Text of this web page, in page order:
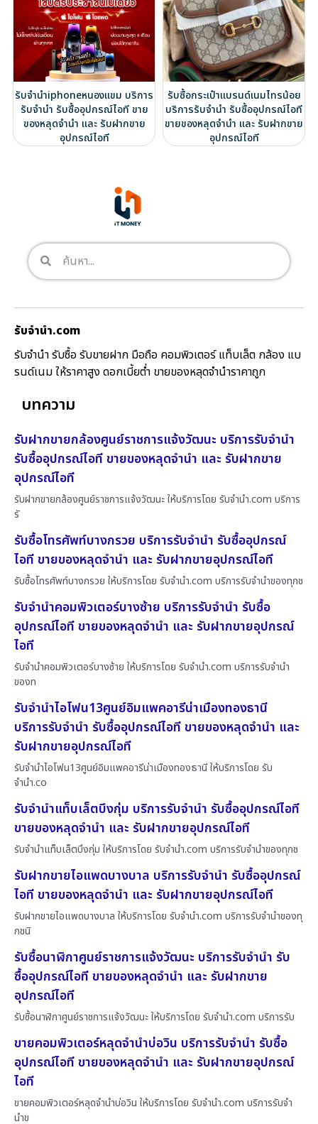
รับจำนำiphoneหนองแขม บริการ
รับจำนำ รับซื้ออุปกรณ์ไอที ขาย
ของหลุดจำนำ และ รับฝากขาย
อุปกรณ์ไอที
รับซื้อกระเป๋าแบรนด์เนมไทรน้อย
บริการรับจำนำ รับซื้ออุปกรณ์ไอที
ขายของหลุดจำนำ และ รับฝากขาย
อุปกรณ์ไอที
รับจํานํา.com
รับจำนำ รับซื้อ รับขายฝาก มือถือ คอมพิวเตอร์ แท็บเล็ต กล้อง แบ
รนด์เนม ให้ราคาสูง ดอกเบี้ยต่ำ ขายของหลุดจำนำราคาถูก
บทความ
รับฝากขายกล้องศูนย์ราชการแจ้งวัฒนะ บริการรับจำนำ
รับซื้ออุปกรณ์ไอที ขายของหลุดจำนำ และ รับฝากขาย
อุปกรณ์ไอที
รับฝากขายกล้องศูนย์ราชการแจ้งวัฒนะ ให้บริการโดย รับจํานํา.com บริการ
รั
รับซื้อโทรศัพท์บางกรวย บริการรับจำนำ รับซื้ออุปกรณ์
ไอที ขายของหลุดจำนำ และ รับฝากขายอุปกรณ์ไอที
รับซื้อโทรศัพท์บางกรวย ให้บริการโดย รับจํานํา.com บริการรับจำนำของทุกช
รับจำนำคอมพิวเตอร์บางซ้าย บริการรับจำนำ รับซื้อ
อุปกรณ์ไอที ขายของหลุดจำนำ และ รับฝากขายอุปกรณ์
ไอที
รับจำนำคอมพิวเตอร์บางซ้าย ให้บริการโดย รับจํานํา.com บริการรับจำนำ
ของท
รับจำนำไอโฟน13ศูนย์อิมแพคอารีน่าเมืองทองธานี
บริการรับจำนำ รับซื้ออุปกรณ์ไอที ขายของหลุดจำนำ และ
รับฝากขายอุปกรณ์ไอที
รับจำนำไอโฟน13ศูนย์อิมแพคอารีน่าเมืองทองธานี ให้บริการโดย รับ
จํานํา.co
รับจำนำแท็บเล็ตบึงกุ่ม บริการรับจำนำ รับซื้ออุปกรณ์ไอที
ขายของหลุดจำนำ และ รับฝากขายอุปกรณ์ไอที
รับจำนำแท็บเล็ตบึงกุ่ม ให้บริการโดย รับจํานํา.com บริการรับจำนำของทุกช
รับฝากขายไอแพดบางบาล บริการรับจำนำ รับซื้ออุปกรณ์
ไอที ขายของหลุดจำนำ และ รับฝากขายอุปกรณ์ไอที
รับฝากขายไอแพดบางบาล ให้บริการโดย รับจํานํา.com บริการรับจำนำของทุ
กชนิ
รับซื้อนาฬิกาศูนย์ราชการแจ้งวัฒนะ บริการรับจำนำ รับ
ซื้ออุปกรณ์ไอที ขายของหลุดจำนำ และ รับฝากขาย
อุปกรณ์ไอที
รับซื้อนาฬิกาศูนย์ราชการแจ้งวัฒนะ ให้บริการโดย รับจํานํา.com บริการรับ
ขายคอมพิวเตอร์หลุดจำนำบ่อวิน บริการรับจำนำ รับซื้อ
อุปกรณ์ไอที ขายของหลุดจำนำ และ รับฝากขายอุปกรณ์
ไอที
ขายคอมพิวเตอร์หลุดจำนำบ่อวิน ให้บริการโดย รับจํานํา.com บริการรับจำ
นำข